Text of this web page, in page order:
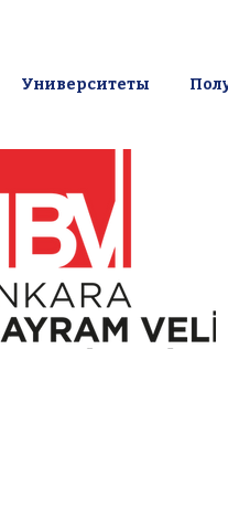
Университеты